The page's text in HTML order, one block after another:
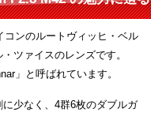
コンのルートヴィッヒ・ベル
ツァイスのレンズです。
」と呼ばれています。
少なく、4群6枚のダブルガ